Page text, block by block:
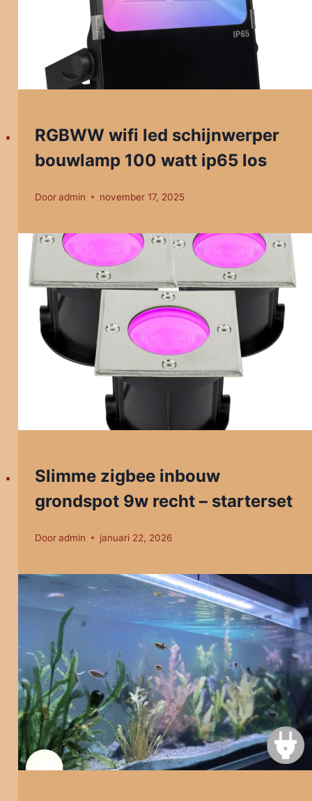
RGBWW wifi led schijnwerper
bouwlamp 100 watt ip65 los
Door admin november 17, 2025
Slimme zigbee inbouw
grondspot 9w recht – starterset
Door admin januari 22, 2026